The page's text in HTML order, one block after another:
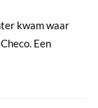
kwam waar
Een